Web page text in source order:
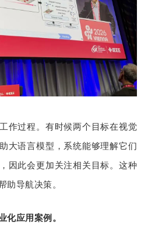
作过程。有时候两个目标在视觉
大语言模型，系统能够理解它们
因此会更加关注相关目标。这种
助导航决策。
化应用案例。